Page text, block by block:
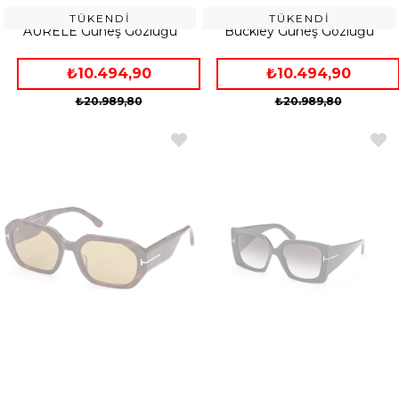
TÜKENDI
TOM FORD FT 0904 01A 50
AURELE Güneş Gözlüğü
₺10.494,90
₺20.989,80
TÜKENDI
TOM FORD FT 0906 53N 56
Buckley Güneş Gözlüğü
₺10.494,90
₺20.989,80